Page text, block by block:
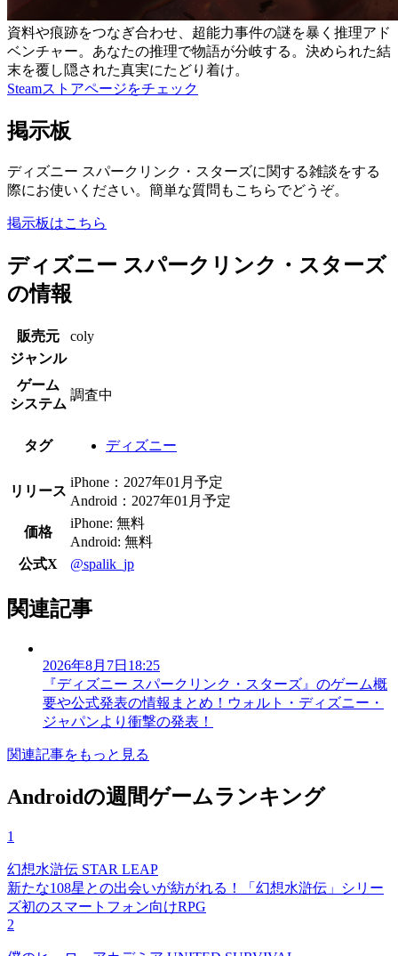
資料や痕跡をつなぎ合わせ、超能力事件の謎を暴く推理アド
ベンチャー。あなたの推理で物語が分岐する。決められた結
末を覆し隠された真実にたどり着け。
Steamストアページをチェック
掲示板
ディズニー スパークリンク・スターズに関する雑談をする
際にお使いください。簡単な質問もこちらでどうぞ。
掲示板はこちら
ディズニー スパークリンク・スターズ
の情報
販売元
coly
ジャンル
ゲーム
システム
調査中
タグ ディズニー
リリース
iPhone：2027年01月予定
Android：2027年01月予定
価格
iPhone: 無料
Android: 無料
公式X
@spalik_jp
関連記事
2026年8月7日18:25
『ディズニー スパークリンク・スターズ』のゲーム概
要や公式発表の情報まとめ！ウォルト・ディズニー・
ジャパンより衝撃の発表！
関連記事をもっと見る
Androidの週間ゲームランキング
1
幻想水滸伝 STAR LEAP
新たな108星との出会いが紡がれる！「幻想水滸伝」シリー
ズ初のスマートフォン向けRPG
2